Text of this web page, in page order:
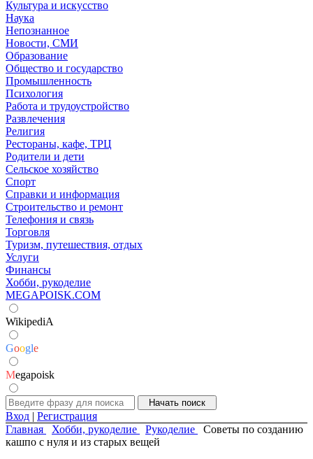
Культура и искусство
Наука
Непознанное
Новости, СМИ
Образование
Общество и государство
Промышленность
Психология
Работа и трудоустройство
Развлечения
Религия
Рестораны, кафе, ТРЦ
Родители и дети
Сельское хозяйство
Спорт
Справки и информация
Строительство и ремонт
Телефония и связь
Торговля
Туризм, путешествия, отдых
Услуги
Финансы
Хобби, рукоделие
MEGAPOISK.COM
WikipediA
Google
Megapoisk
Вход | Регистрация
Главная
Хобби, рукоделие Рукоделие
Советы по созданию
кашпо с нуля и из старых вещей